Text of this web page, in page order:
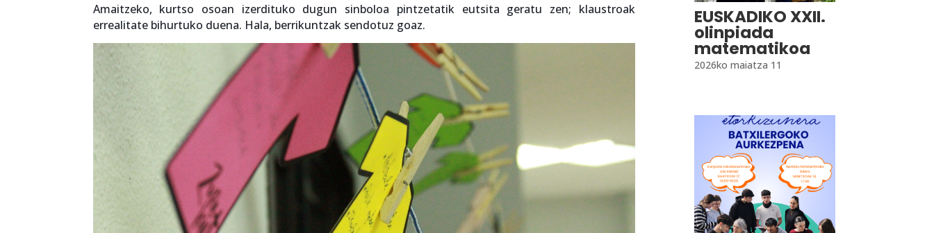
Amaitzeko, kurtso osoan izerdituko dugun sinboloa pintzetatik eutsita geratu zen; klaustroak
errealitate bihurtuko duena. Hala, berrikuntzak sendotuz goaz.
EUSKADIKO XXII.
olinpiada
matematikoa
2026ko maiatza 11